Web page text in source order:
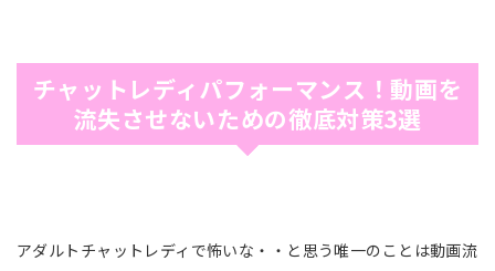
チャットレディパフォーマンス！動画を
流失させないための徹底対策3選
アダルトチャットレディで怖いな・・と思う唯一のことは動画流